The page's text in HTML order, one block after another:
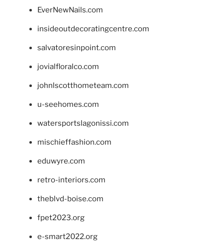
EverNewNails.com
insideoutdecoratingcentre.com
salvatoresinpoint.com
jovialfloralco.com
johnlscotthometeam.com
u-seehomes.com
watersportslagonissi.com
mischieffashion.com
eduwyre.com
retro-interiors.com
theblvd-boise.com
fpet2023.org
e-smart2022.org